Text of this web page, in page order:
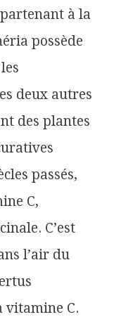
à la
possède
deux autres
des plantes
passés,
C,
C’est
l’air du
vitamine C.